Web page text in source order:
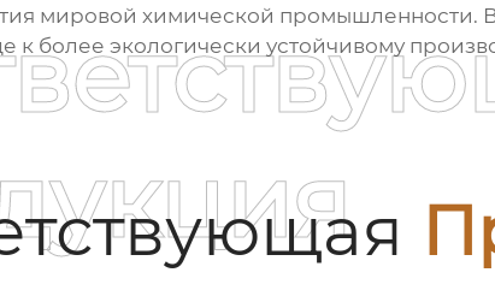
мировой химической промышленности.
к более экологически устойчивому